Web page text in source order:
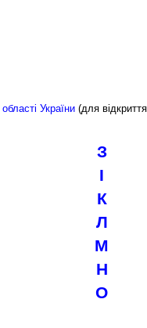
області України(для відкриття
З
І
К
Л
М
Н
О